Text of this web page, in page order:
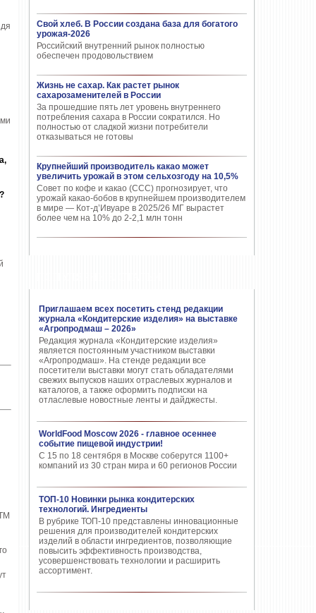
Свой хлеб. В России создана база для богатого
урожая-2026
Российский внутренний рынок полностью
обеспечен продовольствием
Жизнь не сахар. Как растет рынок
сахарозаменителей в России
За прошедшие пять лет уровень внутреннего
потребления сахара в России сократился. Но
полностью от сладкой жизни потребители
отказываться не готовы
Крупнейший производитель какао может
увеличить урожай в этом сельхозгоду на 10,5%
Совет по кофе и какао (CCC) прогнозирует, что
урожай какао-бобов в крупнейшем производителем
в мире — Кот-д’Ивуаре в 2025/26 МГ вырастет
более чем на 10% до 2-2,1 млн тонн
Приглашаем всех посетить стенд редакции
журнала «Кондитерские изделия» на выставке
«Агропродмаш – 2026»
Редакция журнала «Кондитерские изделия»
является постоянным участником выставки
«Агропродмаш». На стенде редакции все
посетители выставки могут стать обладателями
свежих выпусков наших отраслевых журналов и
каталогов, а также оформить подписки на
отласлевые новостные ленты и дайджесты.
WorldFood Moscow 2026 - главное осеннее
событие пищевой индустрии!
С 15 по 18 сентября в Москве соберутся 1100+
компаний из 30 стран мира и 60 регионов России
ТОП-10 Новинки рынка кондитерских
технологий. Ингредиенты
В рубрике ТОП-10 представлены инновационные
решения для производителей кондитерских
изделий в области ингредиентов, позволяющие
повысить эффективность производства,
усовершенствовать технологии и расширить
ассортимент.